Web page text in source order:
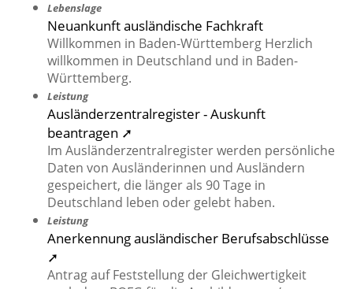
Lebenslage
Neuankunft ausländische Fachkraft
Willkommen in Baden-Württemberg Herzlich
willkommen in Deutschland und in Baden-
Württemberg.
Leistung
Ausländerzentralregister - Auskunft
beantragen ➚
Im Ausländerzentralregister werden persönliche
Daten von Ausländerinnen und Ausländern
gespeichert, die länger als 90 Tage in
Deutschland leben oder gelebt haben.
Leistung
Anerkennung ausländischer Berufsabschlüsse
➚
Antrag auf Feststellung der Gleichwertigkeit